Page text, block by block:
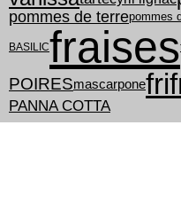
pommes de terrepommes
BASILICfraises
POIRESmascarpone
PANNA COTTA